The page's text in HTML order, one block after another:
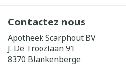
Contactez nous
Apotheek Scarphout BV
J. De Troozlaan 91
8370 Blankenberge